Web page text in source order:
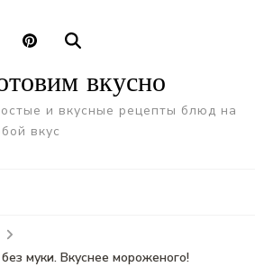
вкусно
и вкусные рецепты блюд на
вкус
муки. Вкуснее мороженого!